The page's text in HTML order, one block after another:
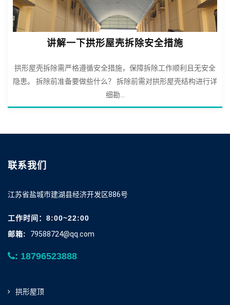
讲解一下拱形屋壳拆除安全措施
拱形屋壳拆除需严格遵循安全措施，保障拆除工作顺利且无安全
隐患。 拆除前准备要做些什么？ 拆除前需对拱形屋壳结构进行详
细勘...
联系我们
江苏省盐城市建湖县经济开发区886号
工作时间：8:00~22:00
邮箱:
79588724@qq.com
: 18796523888
拱形屋顶